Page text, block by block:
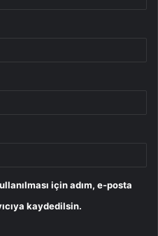
için adım, e-posta
kaydedilsin.